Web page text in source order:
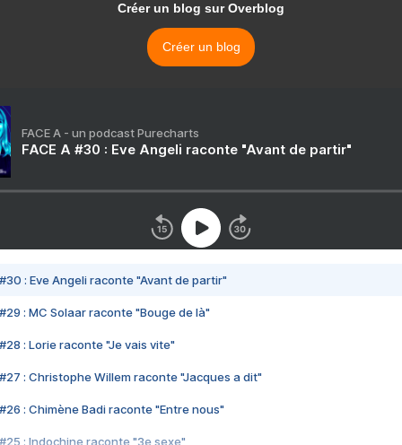
Créer un blog sur Overblog
Créer un blog
FACE A - un podcast Purecharts
FACE A #30 : Eve Angeli raconte "Avant de partir"
#30 : Eve Angeli raconte "Avant de partir"
#29 : MC Solaar raconte "Bouge de là"
#28 : Lorie raconte "Je vais vite"
#27 : Christophe Willem raconte "Jacques a dit"
#26 : Chimène Badi raconte "Entre nous"
#25 : Indochine raconte "3e sexe"